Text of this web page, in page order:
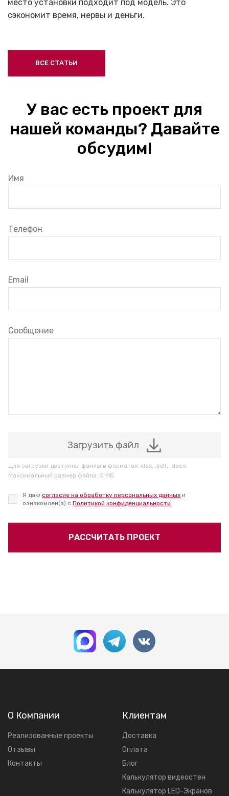
место установки подходит под модель. Это
сэкономит время, нервы и деньги.
ВСЕ СТАТЬИ
У вас есть проект для
нашей команды? Давайте
обсудим!
Имя
Телефон
Email
Сообщение
Загрузить файл
Для загрузки доступны файлы в форматах .xlsx, .pdf, .docx.
Максимальный размер файла: 5 МБ.
Я даю согласие на обработку персональных данных и
ознакомлен(а) с Политикой конфиденциальности
РАССЧИТАТЬ ПРОЕКТ
О Компании
Реализованные проекты
Отзывы
Контакты
Клиентам
Доставка
Оплата
Блог
Калькулятор видеостен
Калькулятор LED-Экранов